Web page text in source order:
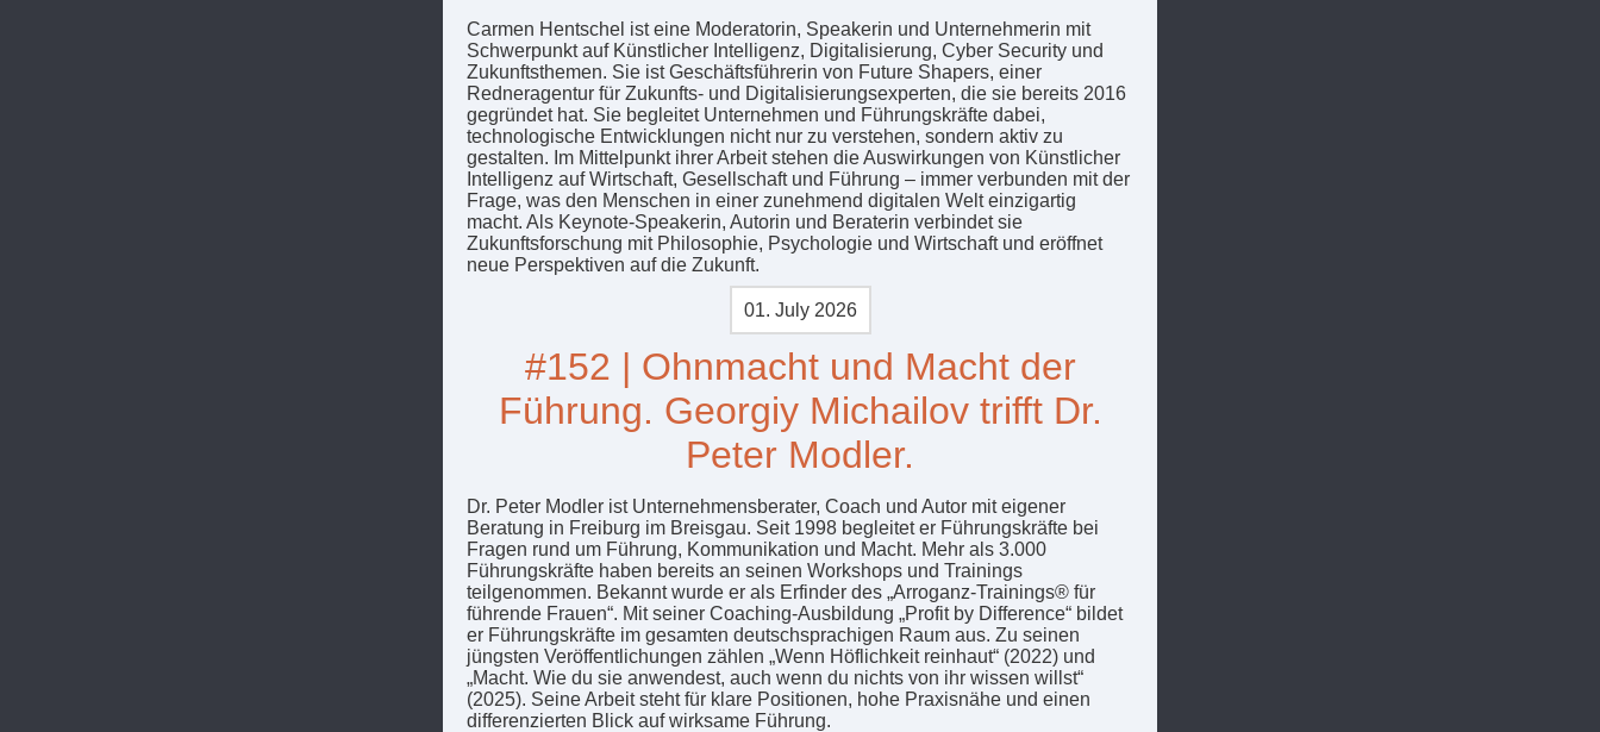
Carmen Hentschel ist eine Moderatorin, Speakerin und Unternehmerin mit
Schwerpunkt auf Künstlicher Intelligenz, Digitalisierung, Cyber Security und
Zukunftsthemen. Sie ist Geschäftsführerin von Future Shapers, einer
Redneragentur für Zukunfts- und Digitalisierungsexperten, die sie bereits 2016
gegründet hat. Sie begleitet Unternehmen und Führungskräfte dabei,
technologische Entwicklungen nicht nur zu verstehen, sondern aktiv zu
gestalten. Im Mittelpunkt ihrer Arbeit stehen die Auswirkungen von Künstlicher
Intelligenz auf Wirtschaft, Gesellschaft und Führung – immer verbunden mit der
Frage, was den Menschen in einer zunehmend digitalen Welt einzigartig
macht. Als Keynote-Speakerin, Autorin und Beraterin verbindet sie
Zukunftsforschung mit Philosophie, Psychologie und Wirtschaft und eröffnet
neue Perspektiven auf die Zukunft.
01. July 2026
#152 | Ohnmacht und Macht der
Führung. Georgiy Michailov trifft Dr.
Peter Modler.
Dr. Peter Modler ist Unternehmensberater, Coach und Autor mit eigener
Beratung in Freiburg im Breisgau. Seit 1998 begleitet er Führungskräfte bei
Fragen rund um Führung, Kommunikation und Macht. Mehr als 3.000
Führungskräfte haben bereits an seinen Workshops und Trainings
teilgenommen. Bekannt wurde er als Erfinder des „Arroganz-Trainings® für
führende Frauen“. Mit seiner Coaching-Ausbildung „Profit by Difference“ bildet
er Führungskräfte im gesamten deutschsprachigen Raum aus. Zu seinen
jüngsten Veröffentlichungen zählen „Wenn Höflichkeit reinhaut“ (2022) und
„Macht. Wie du sie anwendest, auch wenn du nichts von ihr wissen willst“
(2025). Seine Arbeit steht für klare Positionen, hohe Praxisnähe und einen
differenzierten Blick auf wirksame Führung.